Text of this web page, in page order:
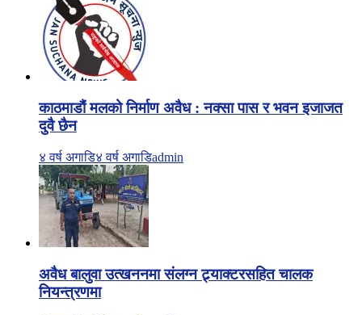
काठमाडौं मलको निर्माण अवैध : नक्सा पास र भवन इजाजत
दुवै छैन
४ वर्ष अगाडि४ वर्ष अगाडिadmin
अवैध बालुवा उत्खननमा संलग्न ट्र्याक्टरसहित चालक
नियन्त्रणमा